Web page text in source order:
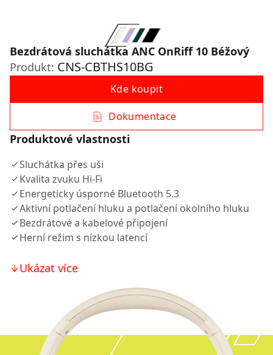
Bezdrátová sluchátka ANC OnRiff 10 Béžový
Produkt: CNS-CBTHS10BG
Kde koupit
Dokumentace
Produktové vlastnosti
Sluchátka přes uši
Kvalita zvuku Hi-Fi
Energeticky úsporné Bluetooth 5.3
Aktivní potlačení hluku a potlačení okolního hluku
Bezdrátové a kabelové připojení
Herní režim s nízkou latencí
Ukázat více